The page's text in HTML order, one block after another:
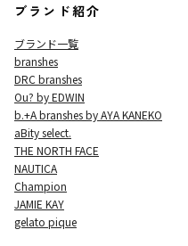
ブランド紹介
ブランド一覧
branshes
DRC branshes
Ou? by EDWIN
b.+A branshes by AYA KANEKO
aBity select.
THE NORTH FACE
NAUTICA
Champion
JAMIE KAY
gelato pique